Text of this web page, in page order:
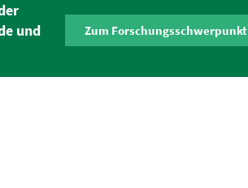
und
Zum Forschungsschwerpunkt